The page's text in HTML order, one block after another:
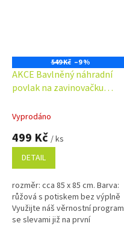
549 Kč –9 %
AKCE Bavlněný náhradní
povlak na zavinovačku
žebříku, růžový
Vyprodáno
499 Kč / ks
DETAIL
rozměr: cca 85 x 85 cm. Barva:
růžová s potiskem bez výplně
Využijte náš věrnostní program
se slevami již na první